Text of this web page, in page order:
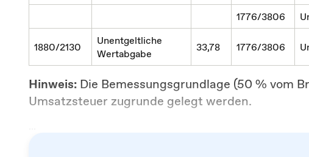
1776/3806
1880/2130
Unentgeltliche
Wertabgabe
33,78 1776/3806
Hinweis: Die Bemessungsgrundlage (50 % vom
Umsatzsteuer zugrunde gelegt werden.